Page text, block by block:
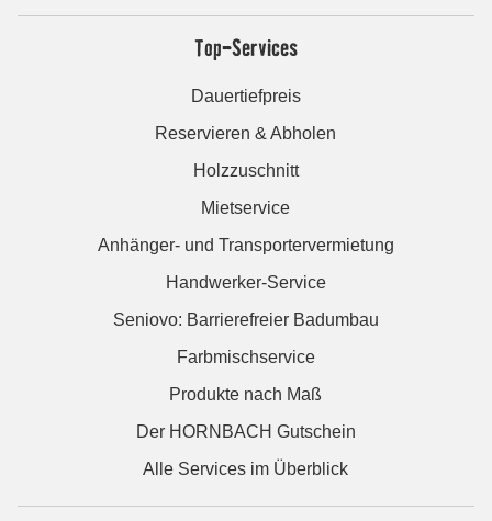
Top-Services
Dauertiefpreis
Reservieren & Abholen
Holzzuschnitt
Mietservice
Anhänger- und Transportervermietung
Handwerker-Service
Seniovo: Barrierefreier Badumbau
Farbmischservice
Produkte nach Maß
Der HORNBACH Gutschein
Alle Services im Überblick